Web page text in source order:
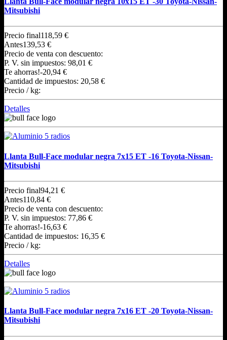
Mitsubishi
Precio final118,59 €
Antes139,53 €
Precio de venta con descuento:
P. V. sin impuestos: 98,01 €
Te ahorras!-20,94 €
Cantidad de impuestos: 20,58 €
Precio / kg:
Detalles
Llanta Bull-Face modular negra 7x15 ET -16 Toyota-Nissan-
Mitsubishi
Precio final94,21 €
Antes110,84 €
Precio de venta con descuento:
P. V. sin impuestos: 77,86 €
Te ahorras!-16,63 €
Cantidad de impuestos: 16,35 €
Precio / kg:
Detalles
Llanta Bull-Face modular negra 7x16 ET -20 Toyota-Nissan-
Mitsubishi